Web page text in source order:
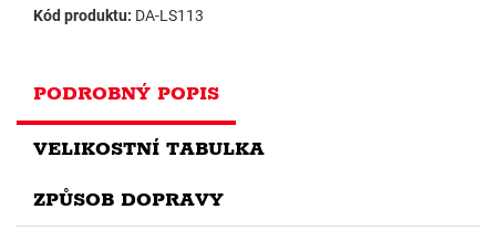
Kód produktu: DA-LS113
PODROBNÝ POPIS
VELIKOSTNÍ TABULKA
ZPŮSOB DOPRAVY